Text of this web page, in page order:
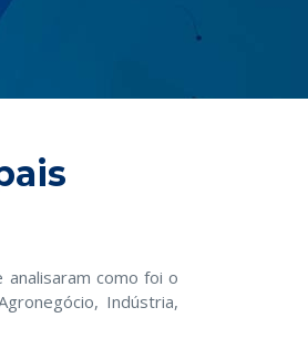
analisaram como foi o
Indústria,